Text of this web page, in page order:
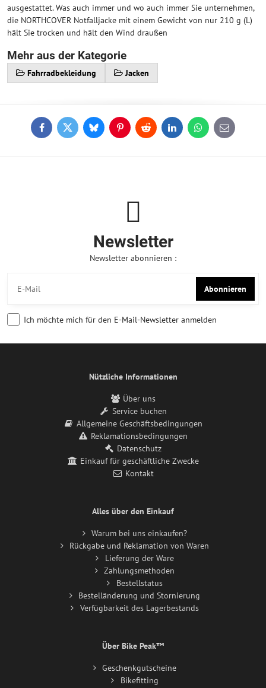
ausgestattet. Was auch immer und wo auch immer Sie unternehmen,
die NORTHCOVER Notfalljacke mit einem Gewicht von nur 210 g (L)
hält Sie trocken und hält den Wind draußen
Mehr aus der Kategorie
Fahrradbekleidung Jacken
FacebookTwitterBlueskyPinterestReddit LinkedInWhatsApp
E-
mail
Newsletter
Newsletter abonnieren :
Abonnieren
Ich möchte mich für den E-Mail-Newsletter anmelden
Nützliche Informationen
Über uns
Service buchen
Allgemeine Geschäftsbedingungen
Reklamationsbedingungen
Datenschutz
Einkauf für geschäftliche Zwecke
Kontakt
Alles über den Einkauf
Warum bei uns einkaufen?
Rückgabe und Reklamation von Waren
Lieferung der Ware
Zahlungsmethoden
Bestellstatus
Bestelländerung und Stornierung
Verfügbarkeit des Lagerbestands
Über Bike Peak™
Geschenkgutscheine
Bikefitting